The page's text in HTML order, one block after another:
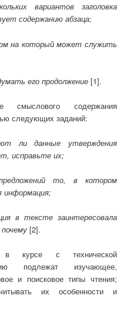
вариантов заголовка
содержанию абзаца;
на который может служить
его продолжение[1].
смыслового содержания
следующих заданий:
ли данные утверждения
исправьте их;
то, в котором
информация;
в тексте заинтересовала
почему[2].
курсе с технической
подлежат изучающее,
и поисковое типы чтения;
их особенности и